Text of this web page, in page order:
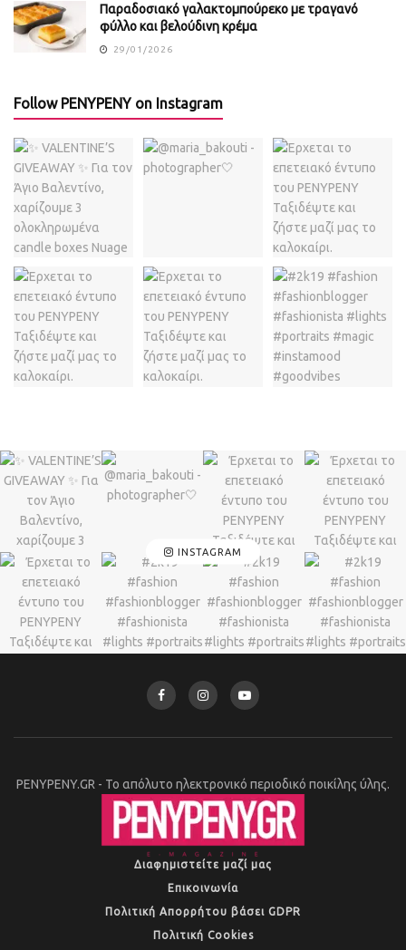
Παραδοσιακό γαλακτομπούρεκο με τραγανό
φύλλο και βελούδινη κρέμα
29/01/2026
Follow PENYPENY on Instagram
INSTAGRAM
PENYPENY.GR - Το απόλυτο ηλεκτρονικό περιοδικό ποικίλης ύλης.
Διαφημιστείτε μαζί μας
Επικοινωνία
Πολιτική Απορρήτου βάσει GDPR
Πολιτική Cookies